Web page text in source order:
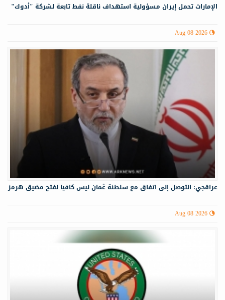
الإمارات تحمل إيران مسؤولية استهداف ناقلة نفط تابعة لشركة "أدوك"
Aug 08 2026
عراقجي: التوصل إلى اتفاق مع سلطنة عُمان ليس كافيا لفتح مضيق هرمز
Aug 08 2026